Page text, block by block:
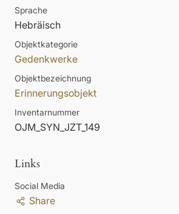
Sprache
Hebräisch
Objektkategorie
Gedenkwerke
Objektbezeichnung
Erinnerungsobjekt
Inventarnummer
OJM_SYN_JZT_149
Links
Social Media
Share